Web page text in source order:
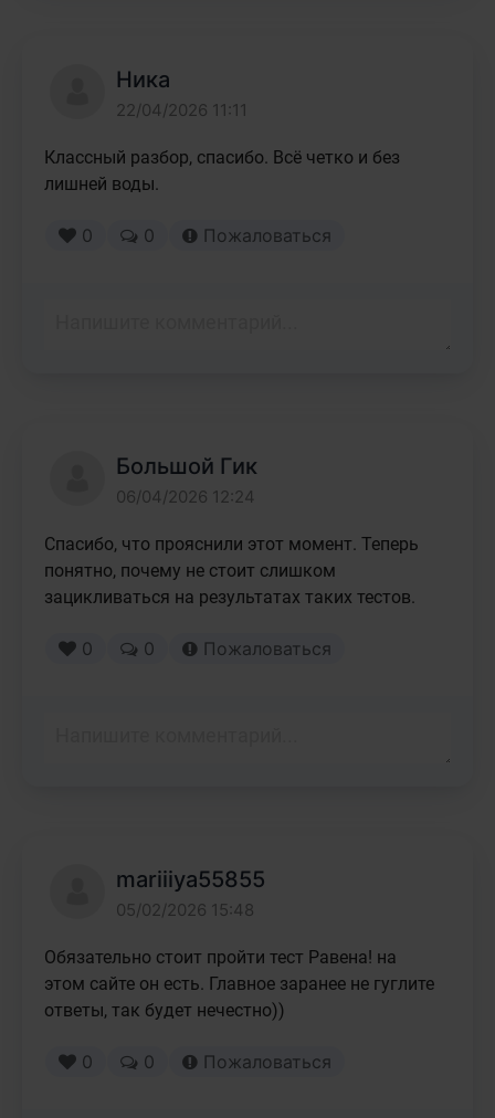
Ника
22/04/2026 11:11
Классный разбор, спасибо. Всё четко и без
лишней воды.
0 0 Пожаловаться
Большой Гик
06/04/2026 12:24
Спасибо, что прояснили этот момент. Теперь
понятно, почему не стоит слишком
зацикливаться на результатах таких тестов.
0 0 Пожаловаться
mariiiya55855
05/02/2026 15:48
Обязательно стоит пройти тест Равена! на
этом сайте он есть. Главное заранее не гуглите
ответы, так будет нечестно))
0 0 Пожаловаться